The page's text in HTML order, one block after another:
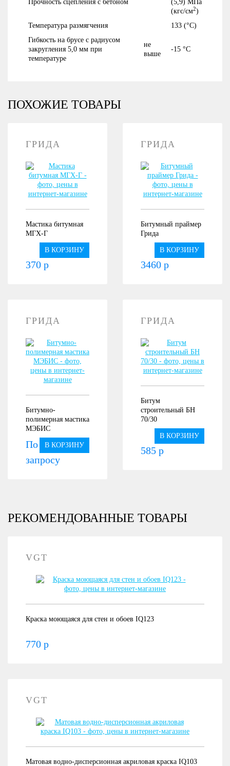
Прочность сцепления с бетоном
(5,9) МПа
(кгс/см2)
Температура размягчения
133 (°С)
Гибкость на брусе с радиусом
закругления 5,0 мм при
температуре
не
выше
-15 °С
ПОХОЖИЕ ТОВАРЫ
ГРИДА
Мастика битумная
МГХ-Г
В КОРЗИНУ
370 р
ГРИДА
Битумный праймер
Грида
В КОРЗИНУ
3460 р
ГРИДА
Битумно-
полимерная мастика
МЭБИС
В КОРЗИНУ
По
запросу
ГРИДА
Битум
строительный БН
70/30
В КОРЗИНУ
585 р
РЕКОМЕНДОВАННЫЕ ТОВАРЫ
VGT
Краска моющаяся для стен и обоев IQ123
770 р
VGT
Матовая водно-дисперсионная акриловая краска IQ103